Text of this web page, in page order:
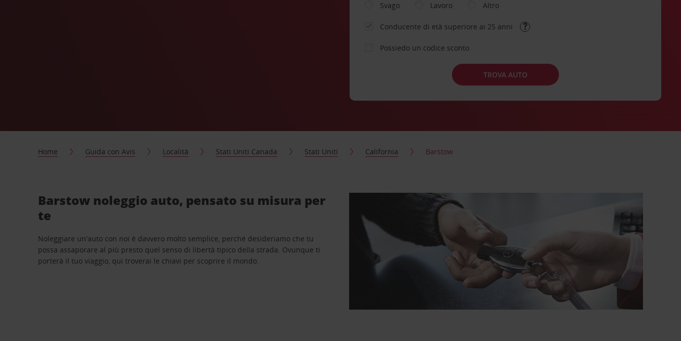
Svago
Lavoro Altro
Conducente di età superiore ai 25 anni
Possiedo un codice sconto
TROVA AUTO
Home Guida con Avis Località Stati Uniti Canada Stati Uniti California Barstow
Barstow noleggio auto, pensato su misura per
te
Noleggiare un'auto con noi è davvero molto semplice, perché desideriamo che tu
possa assaporare al più presto quel senso di libertà tipico della strada. Ovunque ti
porterà il tuo viaggio, qui troverai le chiavi per scoprire il mondo.